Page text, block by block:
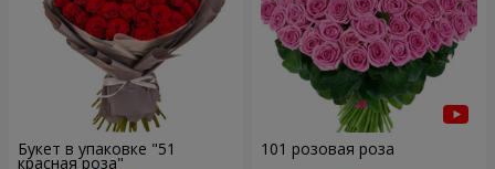
Букет в упаковке "51
красная роза"
101 розовая роза